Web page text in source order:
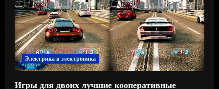
Электрика и электроника
Игры для двоих лучшие кооперативные